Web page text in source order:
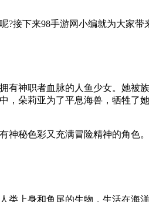
接下来98手游网小编就为大家
神职者血脉的人鱼少女。她
朵莉亚为了平息海兽，牺牲了
秘色彩又充满冒险精神的角
上身和鱼尾的生物，生活在海